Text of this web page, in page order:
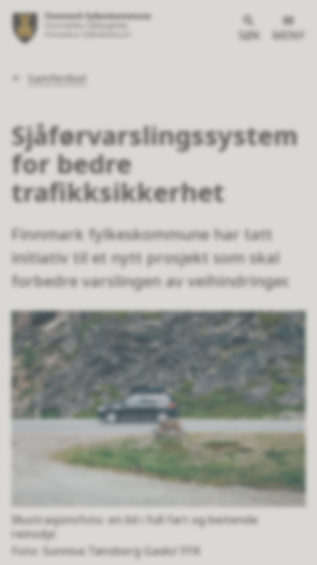
SØK MENY
Du
Samferdsel
Sjåførvarslingssystem
for bedre
trafikksikkerhet
Finnmark fylkeskommune har tatt
initiativ til et nytt prosjekt som skal
forbedre varslingen av veihindringer.
Illustrasjonsfoto: en bil i full fart og beitende
reinsdyr.
Sunniva Tønsberg Gaski/ FFK